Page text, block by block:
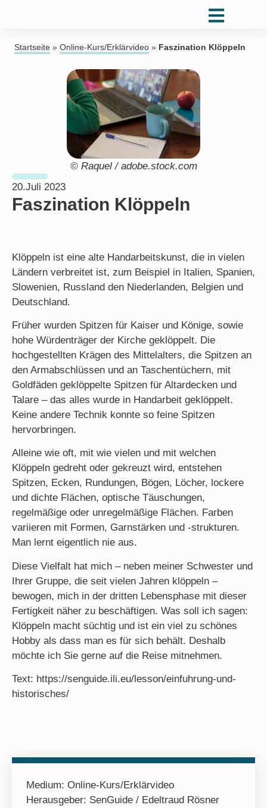
Startseite » Online-Kurs/Erklärvideo » Faszination Klöppeln
© Raquel / adobe.stock.com
20.Juli 2023
Faszination Klöppeln
Klöppeln ist eine alte Handarbeitskunst, die in vielen
Ländern verbreitet ist, zum Beispiel in Italien, Spanien,
Slowenien, Russland den Niederlanden, Belgien und
Deutschland.
Früher wurden Spitzen für Kaiser und Könige, sowie
hohe Würdenträger der Kirche geklöppelt. Die
hochgestellten Krägen des Mittelalters, die Spitzen an
den Armabschlüssen und an Taschentüchern, mit
Goldfäden geklöppelte Spitzen für Altardecken und
Talare – das alles wurde in Handarbeit geklöppelt.
Keine andere Technik konnte so feine Spitzen
hervorbringen.
Alleine wie oft, mit wie vielen und mit welchen
Klöppeln gedreht oder gekreuzt wird, entstehen
Spitzen, Ecken, Rundungen, Bögen, Löcher, lockere
und dichte Flächen, optische Täuschungen,
regelmäßige oder unregelmäßige Flächen. Farben
variieren mit Formen, Garnstärken und -strukturen.
Man lernt eigentlich nie aus.
Diese Vielfalt hat mich – neben meiner Schwester und
Ihrer Gruppe, die seit vielen Jahren klöppeln –
bewogen, mich in der dritten Lebensphase mit dieser
Fertigkeit näher zu beschäftigen. Was soll ich sagen:
Klöppeln macht süchtig und ist ein viel zu schönes
Hobby als dass man es für sich behält. Deshalb
möchte ich Sie gerne auf die Reise mitnehmen.
Text: https://senguide.ili.eu/lesson/einfuhrung-und-
historisches/
Medium: Online-Kurs/Erklärvideo
Herausgeber: SenGuide / Edeltraud Rösner